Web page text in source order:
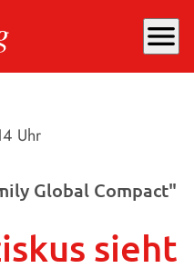
menu
Uhr
Global Compact"
sieht